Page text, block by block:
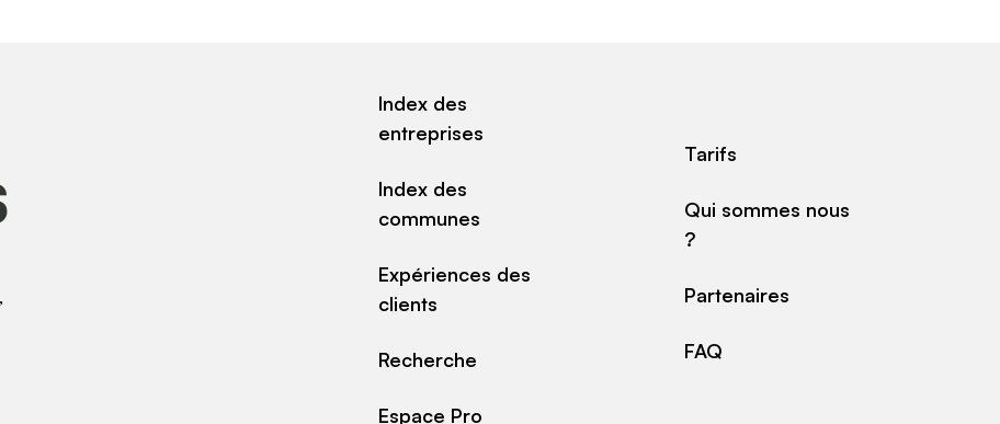
Index des
entreprises
Index des
communes
Expériences des
clients
Recherche
Espace Pro
Tarifs
Qui sommes nous
?
Partenaires
FAQ